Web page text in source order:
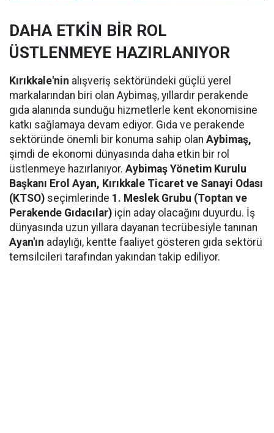
DAHA ETKİN BİR ROL
ÜSTLENMEYE HAZIRLANIYOR
Kırıkkale'nin alışveriş sektöründeki güçlü yerel
markalarından biri olan Aybimaş, yıllardır perakende
gıda alanında sunduğu hizmetlerle kent ekonomisine
katkı sağlamaya devam ediyor. Gıda ve perakende
sektöründe önemli bir konuma sahip olan Aybimaş,
şimdi de ekonomi dünyasında daha etkin bir rol
üstlenmeye hazırlanıyor. Aybimaş Yönetim Kurulu
Başkanı Erol Ayan, Kırıkkale Ticaret ve Sanayi Odası
(KTSO) seçimlerinde 1. Meslek Grubu (Toptan ve
Perakende Gıdacılar) için aday olacağını duyurdu. İş
dünyasında uzun yıllara dayanan tecrübesiyle tanınan
Ayan'ın adaylığı, kentte faaliyet gösteren gıda sektörü
temsilcileri tarafından yakından takip ediliyor.